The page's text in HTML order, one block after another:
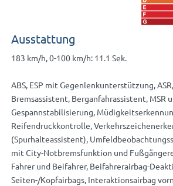
Ausstattung
183 km/h, 0-100 km/h: 11.1 Sek.
ABS, ESP mit Gegenlenkunterstützung, ASR,
Bremsassistent, Berganfahrassistent, MSR
Gespannstabilisierung,
Reifendruckkontrolle,
(Spurhalteassistent),
mit City-Notbremsfunktion und
Fahrer und Beifahrer, Beifahrerairbag-
Seiten-/Kopfairbags, Interaktionsairbag